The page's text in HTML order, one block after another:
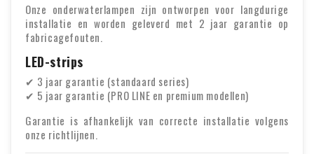
Onze onderwaterlampen zijn ontworpen voor langdurige
installatie en worden geleverd met 2 jaar garantie op
fabricagefouten.
LED-strips
✔ 3 jaar garantie (standaard series)
✔ 5 jaar garantie (PRO LINE en premium modellen)
Garantie is afhankelijk van correcte installatie volgens
onze richtlijnen.